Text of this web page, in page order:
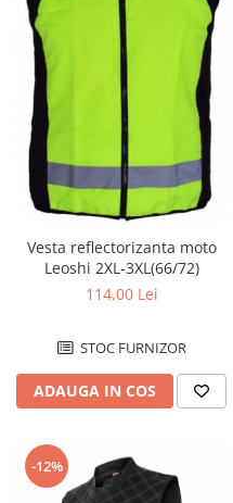
Rulmenti ghidon
Kit rulmenti ghidon
Scarite
Suport/Suruburi/Piulite/Cleme
Semering pompa apa
Senzor
Suruburi si capace motor
Vesta reflectorizanta moto
Leoshi 2XL-3XL(66/72)
114,00 Lei
STOC FURNIZOR
ADAUGA IN COS
-12%